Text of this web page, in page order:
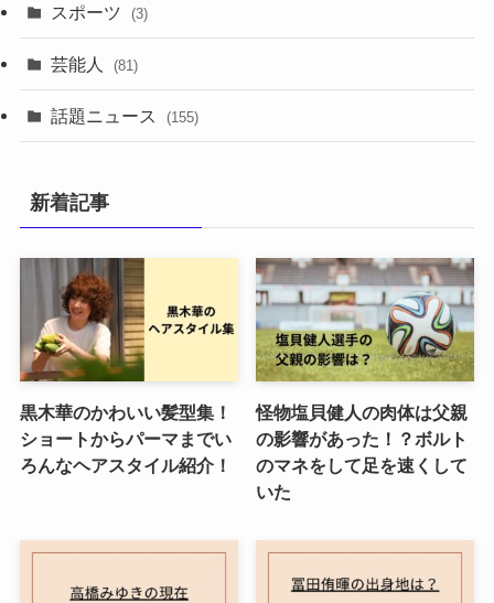
スポーツ (3)
芸能人 (81)
話題ニュース (155)
新着記事
黒木華のかわいい髪型集！
ショートからパーマまでい
ろんなヘアスタイル紹介！
怪物塩貝健人の肉体は父親
の影響があった！？ボルト
のマネをして足を速くして
いた